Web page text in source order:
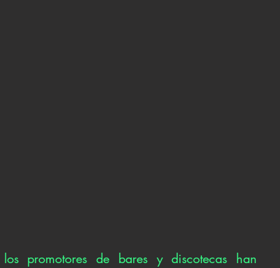
promotores de bares y discotecas han